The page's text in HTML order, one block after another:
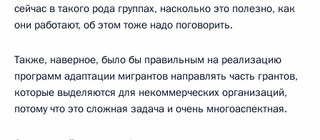
сейчас в такого рода группах, насколько это полезно, как
они работают, об этом тоже надо поговорить.
Также, наверное, было бы правильным на реализацию
программ адаптации мигрантов направлять часть грантов,
которые выделяются для некоммерческих организаций,
потому что это сложная задача и очень многоаспектная.